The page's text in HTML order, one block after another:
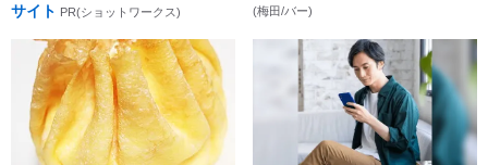
サイト PR(ショットワークス) (梅田/バー)